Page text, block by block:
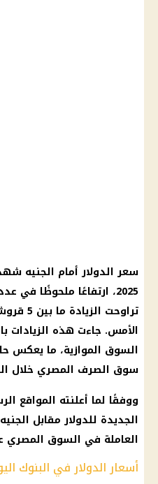
2025، ارتفاعًا ملحوظًا
الأمس. جاءت هذه الزيادات
السوق الموازية، ما يعكس
سوق الصرف المصري خلال
ووفقًا لما أعلنته المواقع
الجديدة للدولار مقابل
العاملة في السوق المصري
أسعار الدولار في البنوك